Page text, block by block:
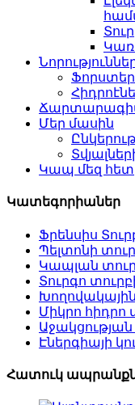
Ֆորստեր
Մեր մասին
Կապ մեզ հետ
Կատեգորիաներ
Ֆրենսիս
Պելտոնի
Կապլան
Տուրգո
Միկրո հիդրո
Էներգիայի
Հատուկ